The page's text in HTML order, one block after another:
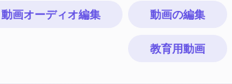
動画オーディオ編集 動画の編集
教育用動画